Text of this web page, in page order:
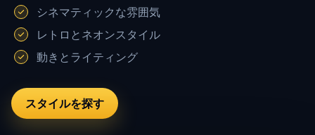
シネマティックな雰囲気
レトロとネオンスタイル
動きとライティング
スタイルを探す